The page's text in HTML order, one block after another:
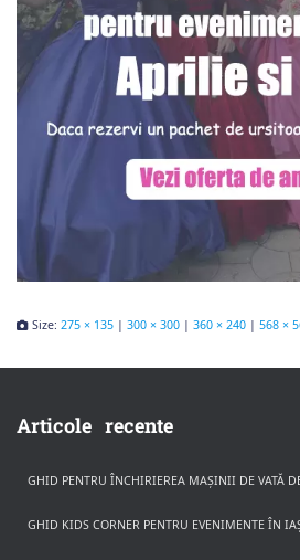
Size: 275 × 135 | 300 × 300 | 360 × 240 | 568 ×
Articole recente
GHID PENTRU ÎNCHIRIEREA MAȘINII DE VATĂ
GHID KIDS CORNER PENTRU EVENIMENTE ÎN